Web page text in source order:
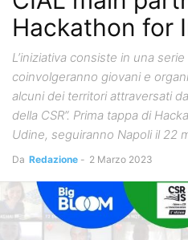
Hackathon for
L’iniziativa consiste in una
coinvolgeranno giovani e
alcuni dei territori attraversati
della CSR”. Prima tappa di
Udine, seguiranno Napoli il 22
Da Redazione - 2 Marzo 2023